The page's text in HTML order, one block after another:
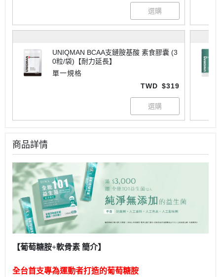
UNIQMAN BCAA支鏈胺基酸 素食膠囊 (3
0粒/袋)【耐力延長】
單一規格
TWD $319
商品詳情
【葡萄糖胺+軟骨素 簡介】
全台首支專為運動者打造的葡萄糖胺